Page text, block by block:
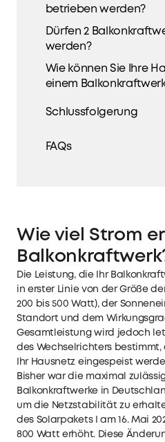
betrieben werden?
Dürfen 2
werden?
Wie können Sie Ihre
einem
Schlussfolgerung
FAQs
Wie viel Strom
Die Leistung, die Ihr
in erster Linie von der Größe
200 bis 500 Watt), der
Standort und dem
Gesamtleistung wird jedoch
des Wechselrichters bestimmt,
Ihr Hausnetz eingespeist
Bisher war die maximal
Balkonkraftwerke in
um die Netzstabilität zu
des Solarpakets I am 16. Mai
800 Watt erhöht. Diese